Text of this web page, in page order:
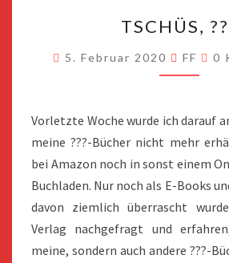
???
TSCHÜS,
5. Februar 2020 FF 0
Vorletzte Woche wurde ich darauf
meine ???-Bücher nicht mehr
bei Amazon noch in sonst einem
Buchladen. Nur noch als E-Books
davon ziemlich überrascht
Verlag nachgefragt und
meine, sondern auch andere ???-